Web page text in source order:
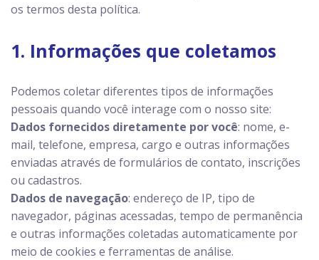
os termos desta política.
1. Informações que coletamos
Podemos coletar diferentes tipos de informações
pessoais quando você interage com o nosso site:
Dados fornecidos diretamente por você: nome, e-
mail, telefone, empresa, cargo e outras informações
enviadas através de formulários de contato, inscrições
ou cadastros.
Dados de navegação: endereço de IP, tipo de
navegador, páginas acessadas, tempo de permanência
e outras informações coletadas automaticamente por
meio de cookies e ferramentas de análise.